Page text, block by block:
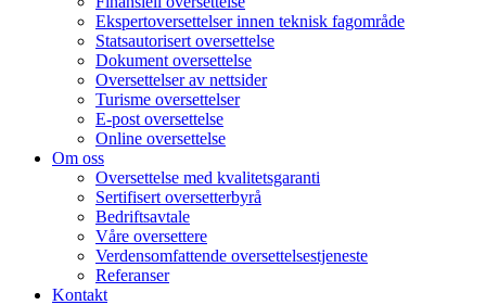
Ekspertoversettelser innen teknisk fagområde
Statsautorisert oversettelse
Dokument oversettelse
Oversettelser av nettsider
Turisme oversettelser
E-post oversettelse
Online oversettelse
Om oss
Oversettelse med kvalitetsgaranti
Sertifisert oversetterbyrå
Bedriftsavtale
Våre oversettere
Verdensomfattende oversettelsestjeneste
Referanser
Kontakt